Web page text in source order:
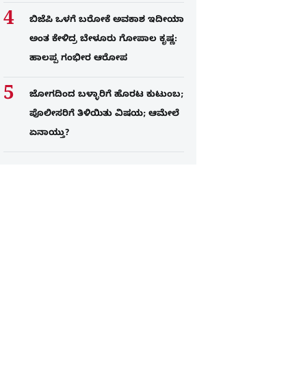
ಬಿಜೆಪಿ ಒಳಗೆ ಬರೋಕೆ ಅವಕಾಶ ಇದೀಯಾ
ಅಂತ ಕೇಳಿದ್ರ ಬೇಳೂರು ಗೋಪಾಲ ಕೃಷ್ಣ:
ಹಾಲಪ್ಪ ಗಂಭೀರ ಆರೋಪ
ಜೋಗದಿಂದ ಬಳ್ಳಾರಿಗೆ ಹೊರಟ ಕುಟುಂಬ;
ಪೊಲೀಸರಿಗೆ ತಿಳಿಯಿತು ವಿಷಯ; ಆಮೇಲೆ
ಏನಾಯ್ತು?